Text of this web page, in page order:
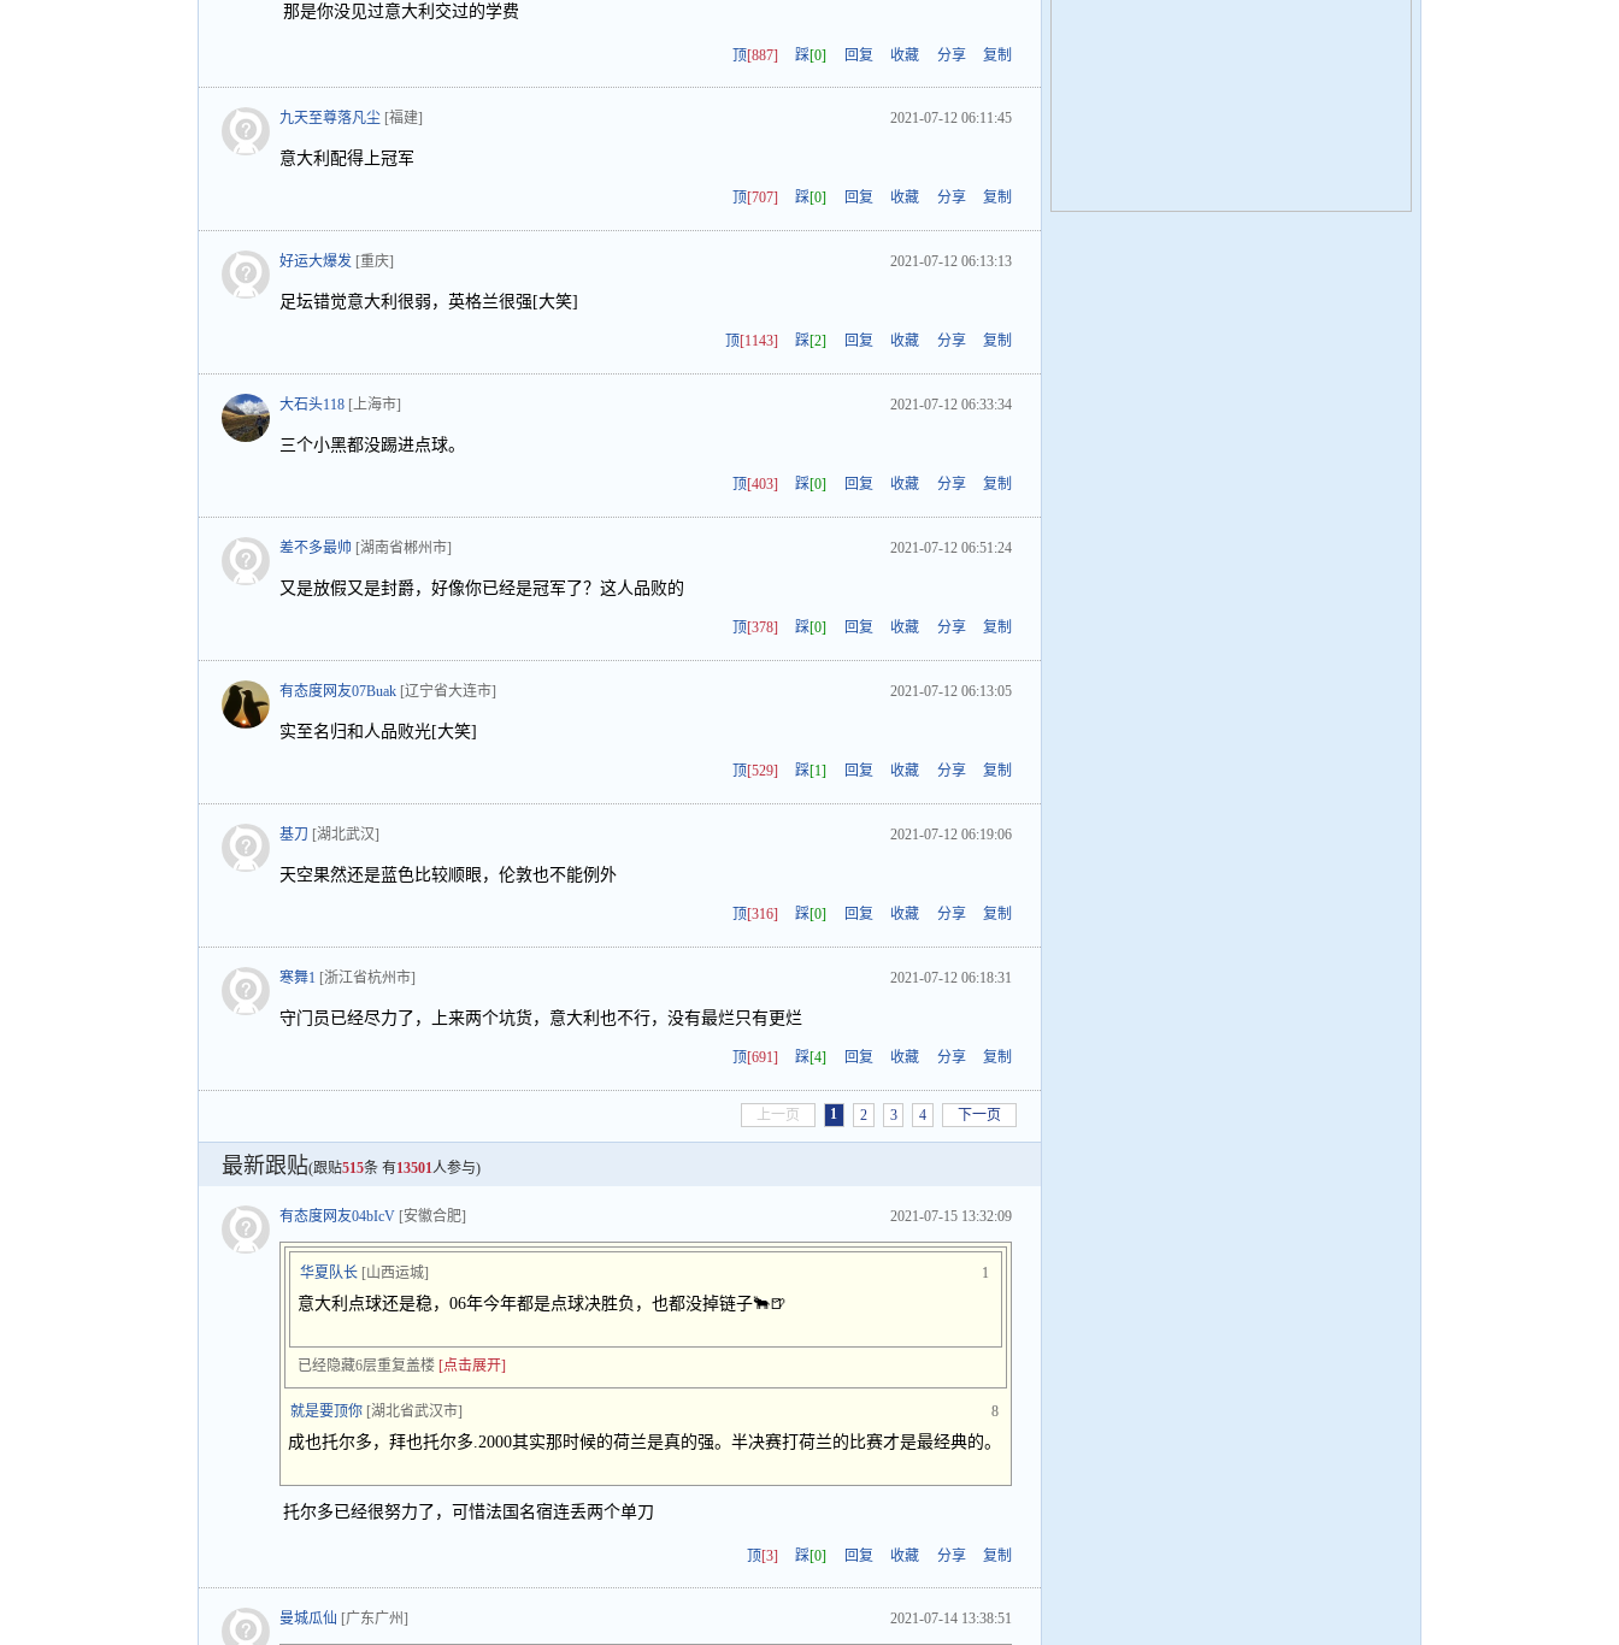
那是你没见过意大利交过的学费
顶[887] 踩[0] 回复 收藏 分享 复制
九天至尊落凡尘 [福建] 2021-07-12 06:11:45
意大利配得上冠军
顶[707] 踩[0] 回复 收藏 分享 复制
好运大爆发 [重庆] 2021-07-12 06:13:13
足坛错觉意大利很弱，英格兰很强[大笑]
顶[1143] 踩[2] 回复 收藏 分享 复制
大石头118 [上海市] 2021-07-12 06:33:34
三个小黑都没踢进点球。
顶[403] 踩[0] 回复 收藏 分享 复制
差不多最帅 [湖南省郴州市] 2021-07-12 06:51:24
又是放假又是封爵，好像你已经是冠军了？这人品败的
顶[378] 踩[0] 回复 收藏 分享 复制
有态度网友07Buak [辽宁省大连市] 2021-07-12 06:13:05
实至名归和人品败光[大笑]
顶[529] 踩[1] 回复 收藏 分享 复制
基刀 [湖北武汉] 2021-07-12 06:19:06
天空果然还是蓝色比较顺眼，伦敦也不能例外
顶[316] 踩[0] 回复 收藏 分享 复制
寒舞1 [浙江省杭州市] 2021-07-12 06:18:31
守门员已经尽力了，上来两个坑货，意大利也不行，没有最烂只有更烂
顶[691] 踩[4] 回复 收藏 分享 复制
上一页 1 2 3 4 下一页
最新跟贴(跟贴515条 有13501人参与)
有态度网友04bIcV [安徽合肥] 2021-07-15 13:32:09
华夏队长 [山西运城] 1
意大利点球还是稳，06年今年都是点球决胜负，也都没掉链子🐂🍺
已经隐藏6层重复盖楼 [点击展开]
就是要顶你 [湖北省武汉市] 8
成也托尔多，拜也托尔多.2000其实那时候的荷兰是真的强。半决赛打荷兰的比赛才是最经典的。
托尔多已经很努力了，可惜法国名宿连丢两个单刀
顶[3] 踩[0] 回复 收藏 分享 复制
曼城瓜仙 [广东广州] 2021-07-14 13:38:51